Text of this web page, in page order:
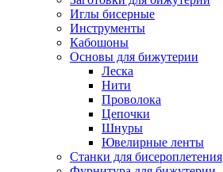
Иглы бисерные
Инструменты
Кабошоны
Основы для бижутерии
Леска
Нити
Проволока
Цепочки
Шнуры
Ювелирные ленты
Станки для бисероплетения